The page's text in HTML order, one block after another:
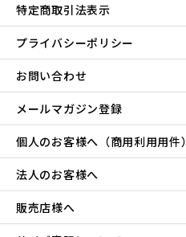
特定商取引法表示
プライバシーポリシー
お問い合わせ
メールマガジン登録
個人のお客様へ（商用利用用件）
法人のお客様へ
販売店様へ